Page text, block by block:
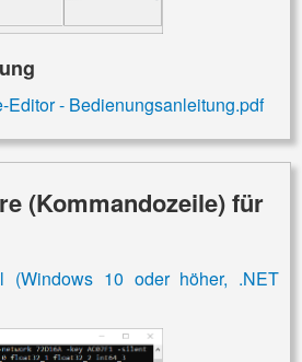
Editor - Bedienungsanleitung.pdf
(Kommandozeile) für
(Windows 10 oder höher, .NET